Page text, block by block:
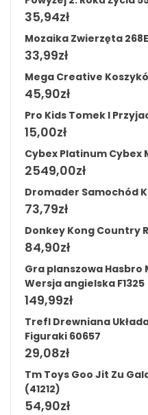
35,94zł
Mozaika Zwierzęta
33,99zł
Mega Creative
45,90zł
Pro Kids Tomek I
15,00zł
Cybex Platinum Cybex
2549,00zł
Dromader Samochód
73,79zł
Donkey Kong Country
84,90zł
Gra planszowa Hasbro
Wersja angielska F1325
149,99zł
Trefl Drewniana
Figuraki 60657
29,08zł
Tm Toys Goo Jit Zu
(41212)
54,90zł